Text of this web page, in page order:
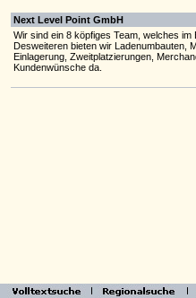
Next Level Point GmbH
Wir sind ein 8 köpfiges Team, welches
Desweiteren bieten wir Ladenumbauten,
Einlagerung, Zweitplatzierungen,
Kundenwünsche da.